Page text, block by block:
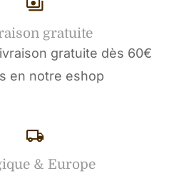
gratuite
gratuite dès 60€
en notre eshop
& Europe